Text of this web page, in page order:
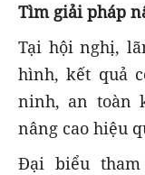
Tìm giải pháp
Tại hội nghị,
hình, kết quả
ninh, an toàn
nâng cao hiệu
Đại biểu